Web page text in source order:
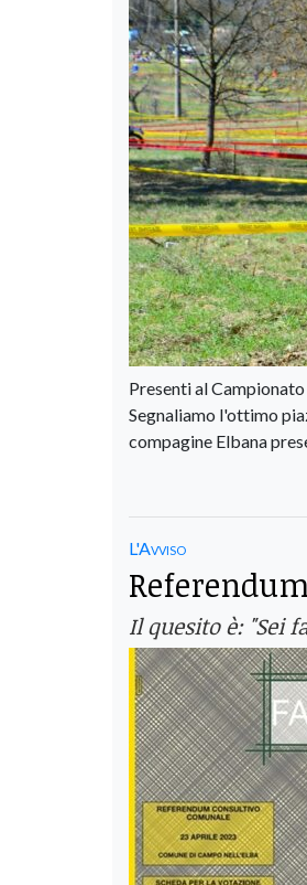
Presenti al
Segnaliamo l'ottimo
compagine Elbana
L'Avviso
Il quesito è: "Sei